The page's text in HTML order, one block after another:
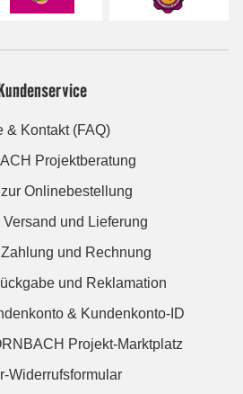
& Kontakt (FAQ)
Projektberatung
Onlinebestellung
Versand und Lieferung
und Rechnung
und Reklamation
& Kundenkonto-ID
Projekt-Marktplatz
Widerrufsformular